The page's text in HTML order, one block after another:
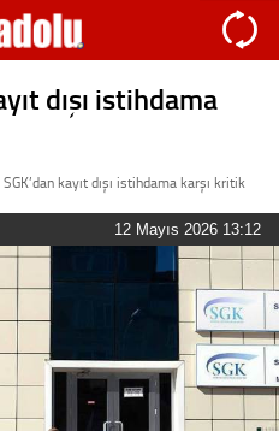
dışı istihdama
kayıt dışı istihdama karşı kritik
12 Mayıs 2026 13:12